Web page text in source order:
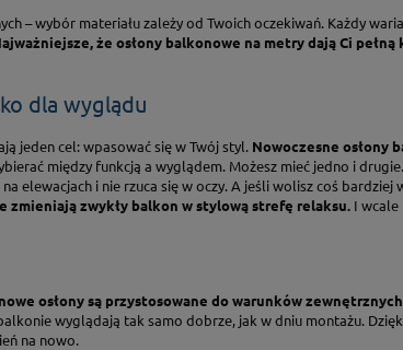
– wybór materiału zależy od Twoich oczekiwań. Każdy
że osłony balkonowe na metry dają Ci
dla wyglądu
jeden cel: wpasować się w Twój styl. Nowoczesne osłony
między funkcją a wyglądem. Możesz mieć jedno i
elewacjach i nie rzuca się w oczy. A jeśli wolisz coś bardziej
zmieniają zwykły balkon w stylową strefę relaksu. I wcale
osłony są przystosowane do warunków
wyglądają tak samo dobrze, jak w dniu montażu.
na nowo.